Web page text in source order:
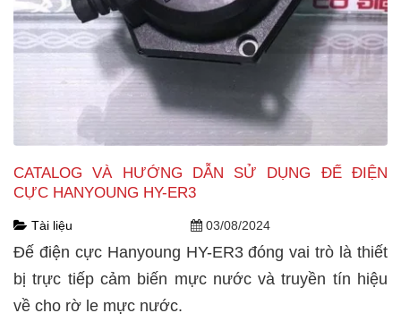
CATALOG VÀ HƯỚNG DẪN SỬ DỤNG ĐẾ ĐIỆN
CỰC HANYOUNG HY-ER3
Tài liệu 03/08/2024
Đế điện cực Hanyoung HY-ER3 đóng vai trò là thiết
bị trực tiếp cảm biến mực nước và truyền tín hiệu
về cho rờ le mực nước.